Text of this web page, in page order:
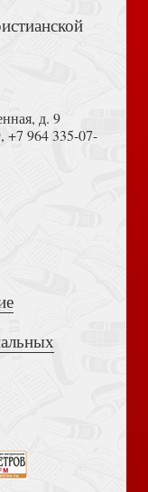
иконы ее
Африканский)
(2024)
д. 9
, +7 964 335-07-